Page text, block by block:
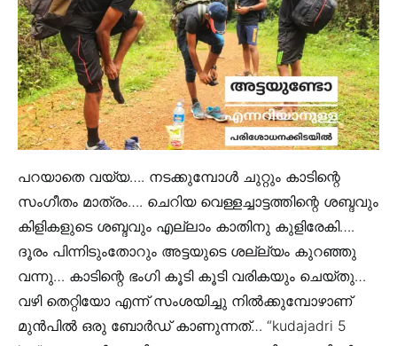
പറയാതെ വയ്യ…. നടക്കുമ്പോൾ ചുറ്റും കാടിന്റെ
സംഗീതം മാത്രം…. ചെറിയ വെള്ളച്ചാട്ടത്തിന്റെ ശബ്ദവും
കിളികളുടെ ശബ്ദവും എല്ലാം കാതിനു കുളിരേകി….
ദൂരം പിന്നിടുംതോറും അട്ടയുടെ ശല്ല്യം കുറഞ്ഞു
വന്നു… കാടിന്റെ ഭംഗി കൂടി കൂടി വരികയും ചെയ്തു…
വഴി തെറ്റിയോ എന്ന് സംശയിച്ചു നിൽക്കുമ്പോഴാണ്
മുൻപിൽ ഒരു ബോർഡ്‌ കാണുന്നത്… “kudajadri 5